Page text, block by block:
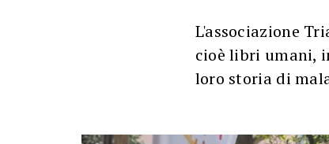
L'associazione
cioè libri umani,
loro storia di